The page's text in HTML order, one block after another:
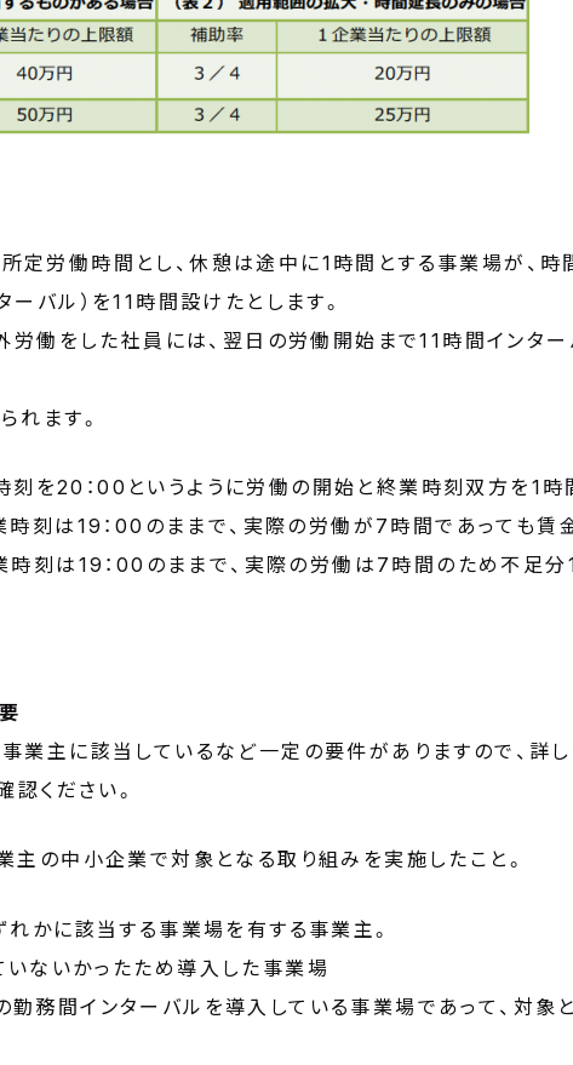
定労働時間とし、休憩は途中に1時間とする事業場が、
ーバル）を11時間設けたとします。
労働をした社員には、翌日の労働開始まで11時間インタ
れます。
を20：00というように労働の開始と終業時刻双方を1時
刻は19：00のままで、実際の労働が7時間であっても賃
刻は19：00のままで、実際の労働は7時間のため不足
業主に該当しているなど一定の要件がありますので、詳
ください。
の中小企業で対象となる取り組みを実施したこと。
かに該当する事業場を有する事業主。
ないかったため導入した事業場
務間インターバルを導入している事業場であって、対象